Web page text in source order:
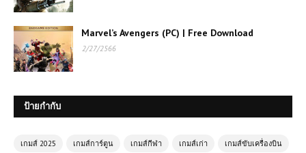
Marvel’s Avengers (PC) | Free Download
2/27/2566
ป้ายกำกับ
เกมส์ 2025 เกมส์การ์ตูน เกมส์กีฬา เกมส์เก่า เกมส์ขับเครื่องบิน